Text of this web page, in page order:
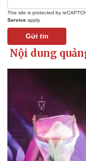
Kinh tế
Bất động sản
Khởi nghiệp
This site is protected by
Service apply.
Gửi tin